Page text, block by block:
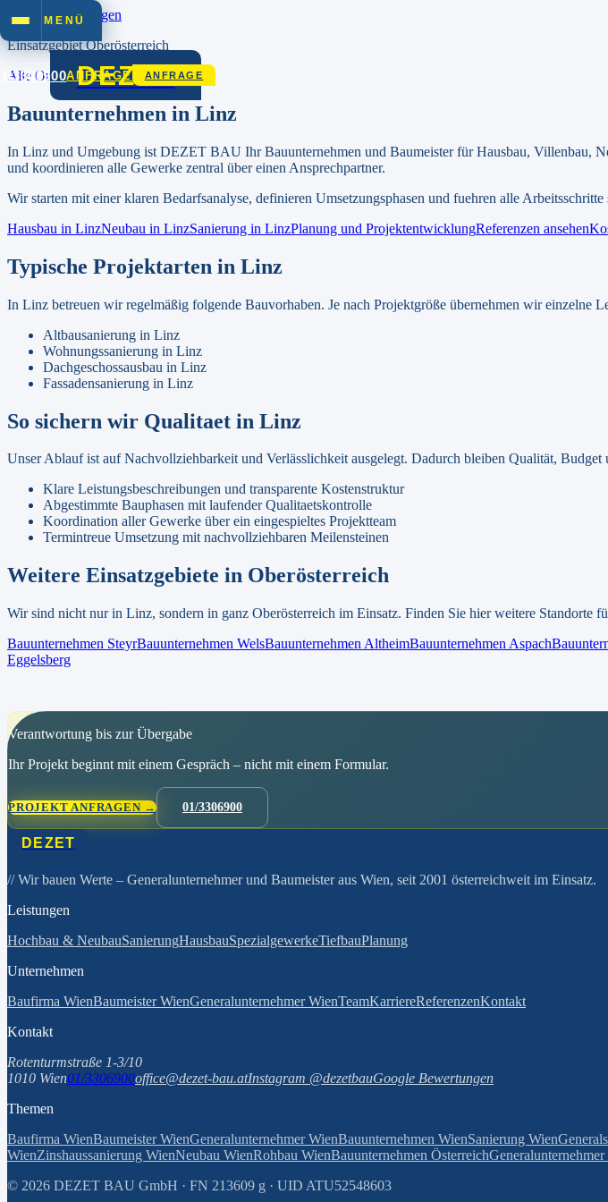
Zum Inhalt springen
MENÜ
DEZET
3306900ANFRAGE ANFRAGE
EinsatzgebietOberösterreich
Alle Orte inOberösterreich
Bauunternehmen in Linz
In Linz und Umgebung ist DEZET BAU Ihr Bauunternehmen und Baumeister für Hausbau, Villenbau,
und koordinieren alle Gewerke zentral über einen Ansprechpartner.
Wir starten mit einer klaren Bedarfsanalyse, definieren Umsetzungsphasen und fuehren alle
Hausbau in LinzNeubau in LinzSanierung in LinzPlanung und ProjektentwicklungReferenzen ansehen
Typische Projektarten in Linz
In Linz betreuen wir regelmäßig folgende Bauvorhaben. Je nach Projektgröße übernehmen wir einzelne
Altbausanierung in Linz
Wohnungssanierung in Linz
Dachgeschossausbau in Linz
Fassadensanierung in Linz
So sichern wir Qualitaet in Linz
Unser Ablauf ist auf Nachvollziehbarkeit und Verlässlichkeit ausgelegt. Dadurch bleiben Qualität,
Klare Leistungsbeschreibungen und transparente Kostenstruktur
Abgestimmte Bauphasen mit laufender Qualitaetskontrolle
Koordination aller Gewerke über ein eingespieltes Projektteam
Termintreue Umsetzung mit nachvollziehbaren Meilensteinen
Weitere Einsatzgebiete in Oberösterreich
Wir sind nicht nur in Linz, sondern in ganz Oberösterreich im Einsatz. Finden Sie hier weitere Standorte
Bauunternehmen SteyrBauunternehmen WelsBauunternehmen AltheimBauunternehmen Aspach
Eggelsberg
Verantwortung bis zur Übergabe
Ihr Projekt beginnt mit einem Gespräch – nicht mit einem Formular.
PROJEKT ANFRAGEN → 01/3306900
DEZET
// Wir bauen Werte – Generalunternehmer und Baumeister aus Wien, seit 2001 österreichweit im Einsatz.
Leistungen
Hochbau & NeubauSanierungHausbauSpezialgewerkeTiefbauPlanung
Unternehmen
Baufirma WienBaumeister WienGeneralunternehmer WienTeamKarriereReferenzenKontakt
Kontakt
Rotenturmstraße 1-3/10
1010 Wien01/3306900office@dezet-bau.atInstagram @dezetbauGoogle Bewertungen
Themen
Baufirma WienBaumeister WienGeneralunternehmer WienBauunternehmen WienSanierung Wien
WienZinshaussanierung WienNeubau WienRohbau WienBauunternehmen ÖsterreichGeneralunternehmer
© 2026 DEZET BAU GmbH · FN 213609 g · UID ATU52548603